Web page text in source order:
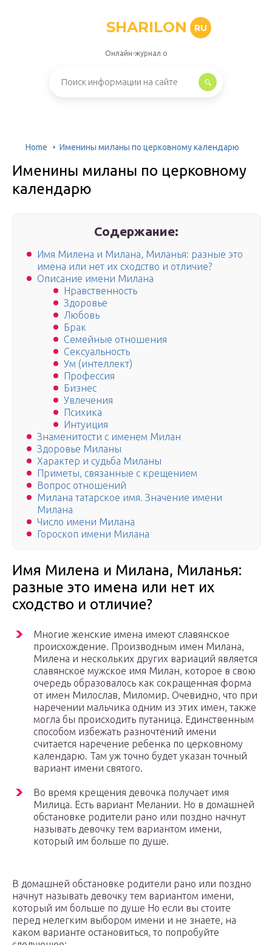
SHARILON RU
Онлайн-журнал о
Home Именины миланы по церковному календарю
Именины миланы по церковному
календарю
Содержание:
Имя Милена и Милана, Миланья: разные это
имена или нет их сходство и отличие?
Описание имени Милана
Нравственность
Здоровье
Любовь
Брак
Семейные отношения
Сексуальность
Ум (интеллект)
Профессия
Бизнес
Увлечения
Психика
Интуиция
Знаменитости с именем Милан
Здоровье Миланы
Характер и судьба Миланы
Приметы, связанные с крещением
Вопрос отношений
Милана татарское имя. Значение имени
Милана
Число имени Милана
Гороскоп имени Милана
Имя Милена и Милана, Миланья:
разные это имена или нет их
сходство и отличие?
Многие женские имена имеют славянское
происхождение. Производным имен Милана,
Милена и нескольких других вариаций является
славянское мужское имя Милан, которое в свою
очередь образовалось как сокращенная форма
от имен Милослав, Миломир. Очевидно, что при
наречении мальчика одним из этих имен, также
могла бы происходить путаница. Единственным
способом избежать разночтений имени
считается наречение ребенка по церковному
календарю. Там уж точно будет указан точный
вариант имени святого.
Во время крещения девочка получает имя
Милица. Есть вариант Мелании. Но в домашней
обстановке родители рано или поздно начнут
называть девочку тем вариантом имени,
который им больше по душе.
В домашней обстановке родители рано или поздно
начнут называть девочку тем вариантом имени,
который им больше по душе Но если вы стоите
перед нелегким выбором имени и не знаете, на
каком варианте остановиться, то попробуйте